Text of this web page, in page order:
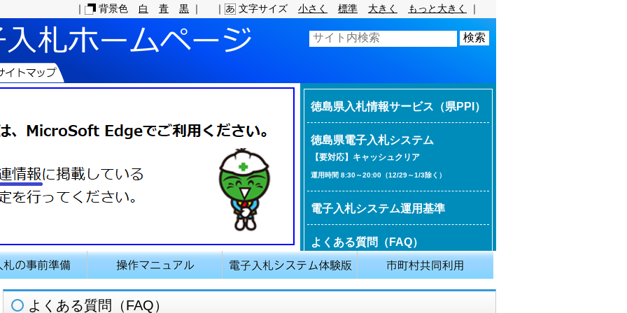
｜ 背景色 白 青 黒 ｜ ｜ 文字サイズ 小さく 標準 大きく もっと大きく ｜
徳島県入札情報サービス（県PPI）
徳島県電子入札システム
【要対応】キャッシュクリア
運用時間 8:30～20:00（12/29～1/3除く）
電子入札システム運用基準
よくある質問（FAQ）
よくある質問（FAQ）